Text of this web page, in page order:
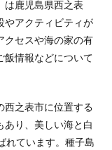
は鹿児島県西之表
やアクティビティが
クセスや海の家の有
飯情報などについて
西之表市に位置する
あり、美しい海と白
れています。種子島